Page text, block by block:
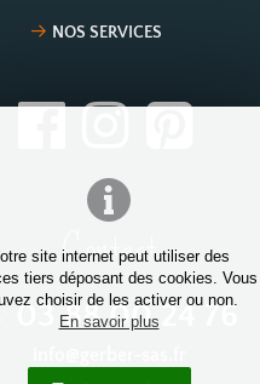
site internet peut utiliser des
tiers déposant des cookies. Vous
choisir de les activer ou non.
En savoir plus
NOS SERVICES
Contact
03 88 00 24 76